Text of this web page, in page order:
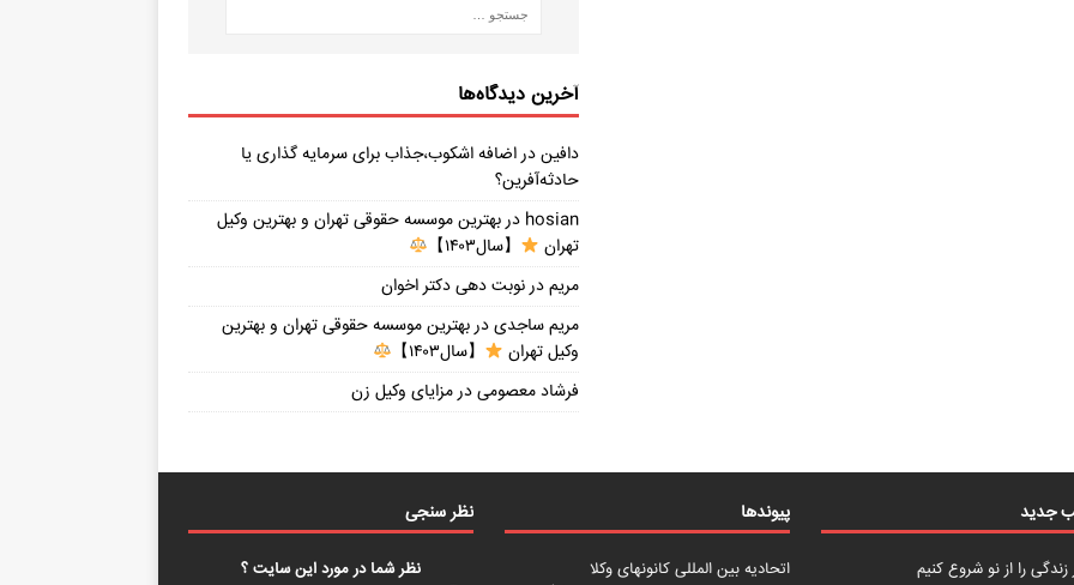
آخرین دیدگاه‌ها
دافیندراضافه اشکوب،جذاب برای سرمایه گذاری یا
حادثه‌آفرین؟
hosian دربهترین موسسه حقوقی تهران و بهترین وکیل
تهران
【سال۱۴۰۳】
مریمدرنوبت دهی دکتر اخوان
مریم ساجدیدربهترین موسسه حقوقی تهران و بهترین
وکیل تهران
【سال۱۴۰۳】
فرشاد معصومیدرمزایای وکیل زن
جدید
را از نو شروع کنیم
پیوندها
اتحادیه بین المللی کانونهای وکلا
نظر سنجی
نظر شما در مورد این سایت ؟